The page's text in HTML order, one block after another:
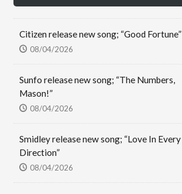
Citizen release new song; “Good Fortune”
08/04/2026
Sunfo release new song; “The Numbers,
Mason!”
08/04/2026
Smidley release new song; “Love In Every
Direction”
08/04/2026